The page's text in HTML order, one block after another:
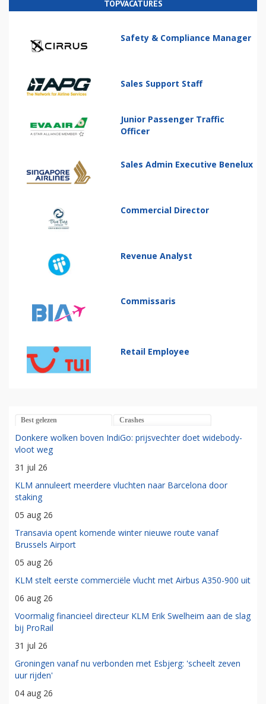
TOPVACATURES
Safety & Compliance Manager
Sales Support Staff
Junior Passenger Traffic
Officer
Sales Admin Executive Benelux
Commercial Director
Revenue Analyst
Commissaris
Retail Employee
Best gelezen Crashes
Donkere wolken boven IndiGo: prijsvechter doet widebody-
vloot weg
31 jul 26
KLM annuleert meerdere vluchten naar Barcelona door
staking
05 aug 26
Transavia opent komende winter nieuwe route vanaf
Brussels Airport
05 aug 26
KLM stelt eerste commerciële vlucht met Airbus A350-900 uit
06 aug 26
Voormalig financieel directeur KLM Erik Swelheim aan de slag
bij ProRail
31 jul 26
Groningen vanaf nu verbonden met Esbjerg: 'scheelt zeven
uur rijden'
04 aug 26